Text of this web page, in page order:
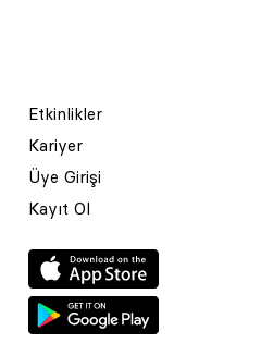
Etkinlikler
Kariyer
Üye Girişi
Kayıt Ol